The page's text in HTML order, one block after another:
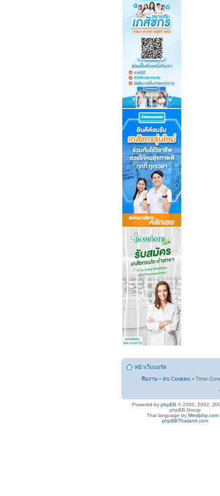
หน้าเว็บบอร์ด
ทีมงาน • ลบ Cookies • Time-
Powered by phpBB © 2000, 2002,
phpBB Group
Thai language by Mindphp.com
phpBBThailand.com